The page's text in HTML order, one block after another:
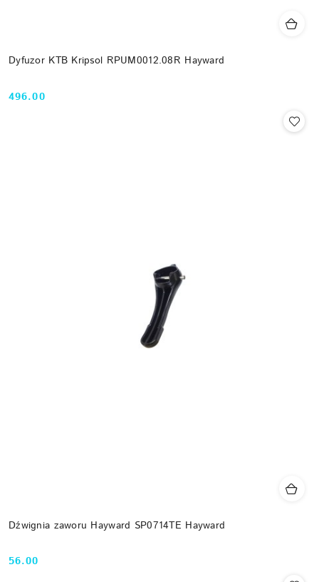
Dyfuzor KTB Kripsol RPUM0012.08R Hayward
Cena:
496.00
Dźwignia zaworu Hayward SP0714TE Hayward
Cena:
56.00